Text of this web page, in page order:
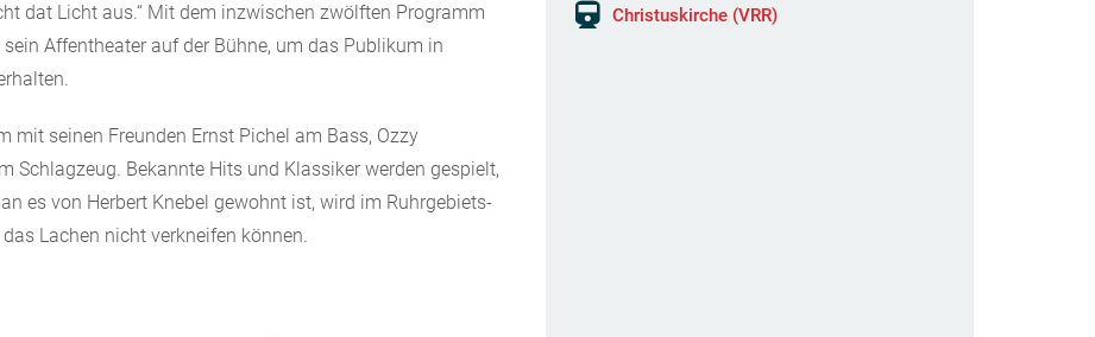
dat Licht aus.“ Mit dem inzwischen zwölften Programm
Affentheater auf der Bühne, um das Publikum in
mit seinen Freunden Ernst Pichel am Bass, Ozzy
Schlagzeug. Bekannte Hits und Klassiker werden gespielt,
es von Herbert Knebel gewohnt ist, wird im Ruhrgebiets-
Lachen nicht verkneifen können.
Christuskirche (VRR)